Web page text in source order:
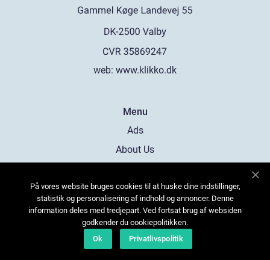
web: www.klikko.dk
Menu
Ads
About Us
Contact
Sitemap
På vores website bruges cookies til at huske dine indstillinger,
statistik og personalisering af indhold og annoncer. Denne
information deles med tredjepart. Ved fortsat brug af websiden
godkender du cookiepolitikken.
Ok
Privatlivspolitik